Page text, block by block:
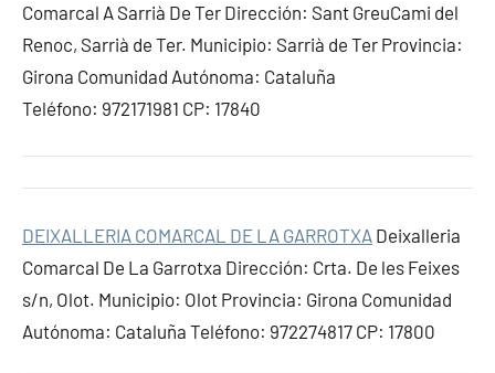
Comarcal A Sarrià De Ter Dirección: Sant GreuCami del
Renoc, Sarrià de Ter. Municipio: Sarrià de Ter Provincia:
Girona Comunidad Autónoma: Cataluña
Teléfono: 972171981 CP: 17840
DEIXALLERIA COMARCAL DE LA GARROTXA Deixalleria
Comarcal De La Garrotxa Dirección: Crta. De les Feixes
s/n, Olot. Municipio: Olot Provincia: Girona Comunidad
Autónoma: Cataluña Teléfono: 972274817 CP: 17800